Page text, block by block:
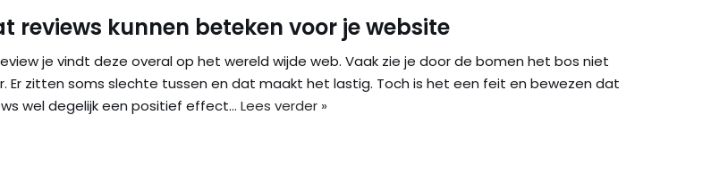
reviews kunnen beteken voor je website
je vindt deze overal op het wereld wijde web. Vaak zie je door de bomen het bos niet
Er zitten soms slechte tussen en dat maakt het lastig. Toch is het een feit en bewezen dat
wel degelijk een positief effect… Lees verder »